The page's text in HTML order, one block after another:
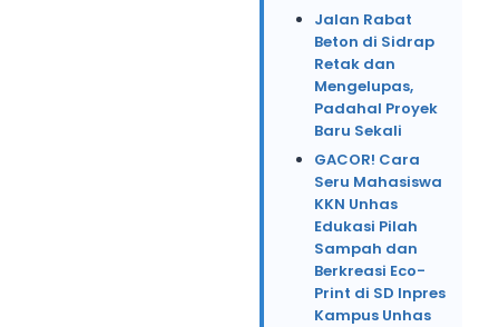
Jalan Rabat
Beton di Sidrap
Retak dan
Mengelupas,
Padahal Proyek
Baru Sekali
GACOR! Cara
Seru Mahasiswa
KKN Unhas
Edukasi Pilah
Sampah dan
Berkreasi Eco-
Print di SD Inpres
Kampus Unhas